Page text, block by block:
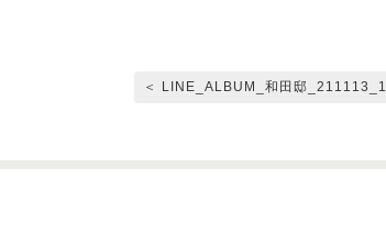
＜ LINE_ALBUM_和田邸_211113_1